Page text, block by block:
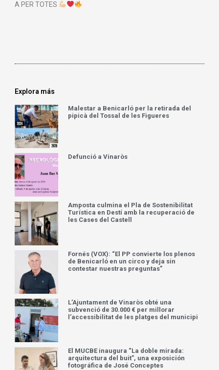
A PER TOTES
Explora más
Malestar a Benicarló per la retirada del
pipicà del Tossal de les Figueres
Defunció a Vinaròs
Amposta culmina el Pla de Sostenibilitat
Turística en Destí amb la recuperació de
les Cases del Castell
Fornés (VOX): “El PP convierte los plenos
de Benicarló en un circo y deja sin
contestar nuestras preguntas”
L’Ajuntament de Vinaròs obté una
subvenció de 30.000 € per millorar
l’accessibilitat de les platges del municipi
El MUCBE inaugura “La doble mirada:
arquitectura del buit”, una exposición
fotográfica de José Conceptes